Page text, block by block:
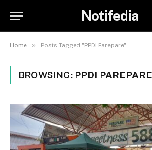
Notifedia
Home » Posts Tagged "PPDI Parepare"
BROWSING: PPDI PAREPARE